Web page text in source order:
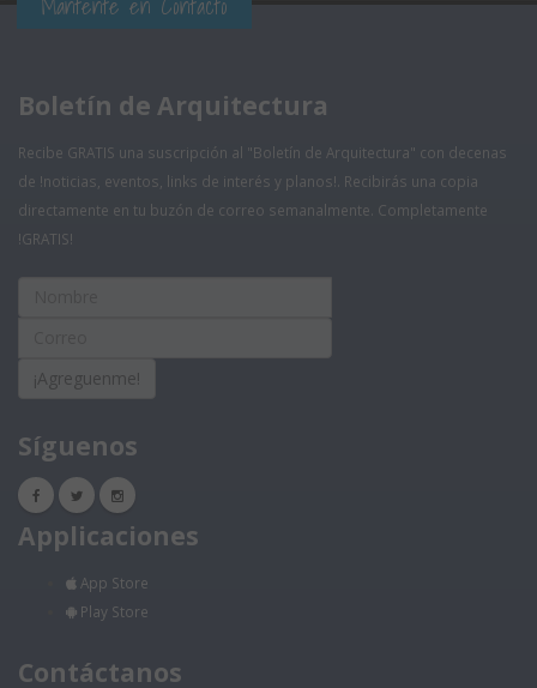
Boletín de Arquitectura
Recibe GRATIS una suscripción al "Boletín de Arquitectura" con decenas
de !noticias, eventos, links de interés y planos!. Recibirás una copia
directamente en tu buzón de correo semanalmente. Completamente
!GRATIS!
¡Agreguenme!
Síguenos
Applicaciones
App Store
Play Store
Contáctanos